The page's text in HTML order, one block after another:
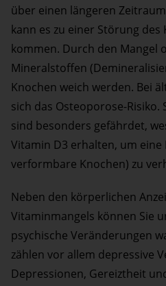
über einen längeren
kann es zu einer Störung
kommen. Durch den Mangel
Mineralstoffen
Knochen weich werden. Bei
sich das Osteoporose-Risiko.
sind besonders gefährdet,
Vitamin D3 erhalten, um eine
verformbare Knochen) zu
Neben den körperlichen
Vitaminmangels können Sie
psychische Veränderungen
zählen vor allem depressive
Depressionen, Gereiztheit